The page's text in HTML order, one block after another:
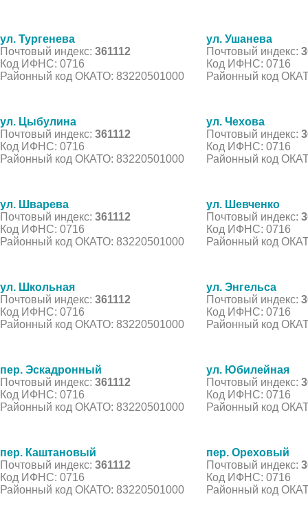
ул. Тургенева
Почтовый индекс: 361112
Код ИФНС: 0716
Районный код ОКАТО: 83220501000
ул. Ушанева
Почтовый индекс:
Код ИФНС: 0716
Районный код
ул. Цыбулина
Почтовый индекс: 361112
Код ИФНС: 0716
Районный код ОКАТО: 83220501000
ул. Чехова
Почтовый индекс:
Код ИФНС: 0716
Районный код
ул. Шварева
Почтовый индекс: 361112
Код ИФНС: 0716
Районный код ОКАТО: 83220501000
ул. Шевченко
Почтовый индекс:
Код ИФНС: 0716
Районный код
ул. Школьная
Почтовый индекс: 361112
Код ИФНС: 0716
Районный код ОКАТО: 83220501000
ул. Энгельса
Почтовый индекс:
Код ИФНС: 0716
Районный код
пер. Эскадронный
Почтовый индекс: 361112
Код ИФНС: 0716
Районный код ОКАТО: 83220501000
ул. Юбилейная
Почтовый индекс:
Код ИФНС: 0716
Районный код
пер. Каштановый
Почтовый индекс: 361112
Код ИФНС: 0716
Районный код ОКАТО: 83220501000
пер. Ореховый
Почтовый индекс:
Код ИФНС: 0716
Районный код